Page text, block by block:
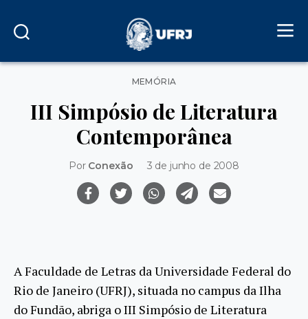
Categorias
MEMÓRIA
III Simpósio de Literatura
Contemporânea
Por Conexão 3 de junho de 2008
A Faculdade de Letras da Universidade Federal do
Rio de Janeiro (UFRJ), situada no campus da Ilha
do Fundão, abriga o III Simpósio de Literatura